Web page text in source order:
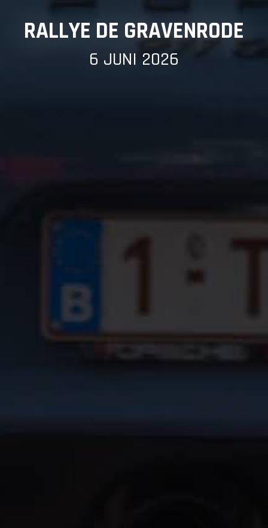
RALLYE DE GRAVENRODE
6 JUNI 2026